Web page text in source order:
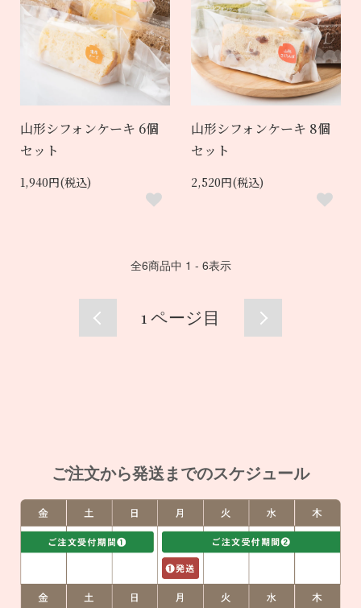
山形シフォンケーキ 6個
セット
1,940円(税込)
山形シフォンケーキ 8個
セット
2,520円(税込)
全6商品中 1 - 6表示
1 ページ目
ご注文から発送までのスケジュール